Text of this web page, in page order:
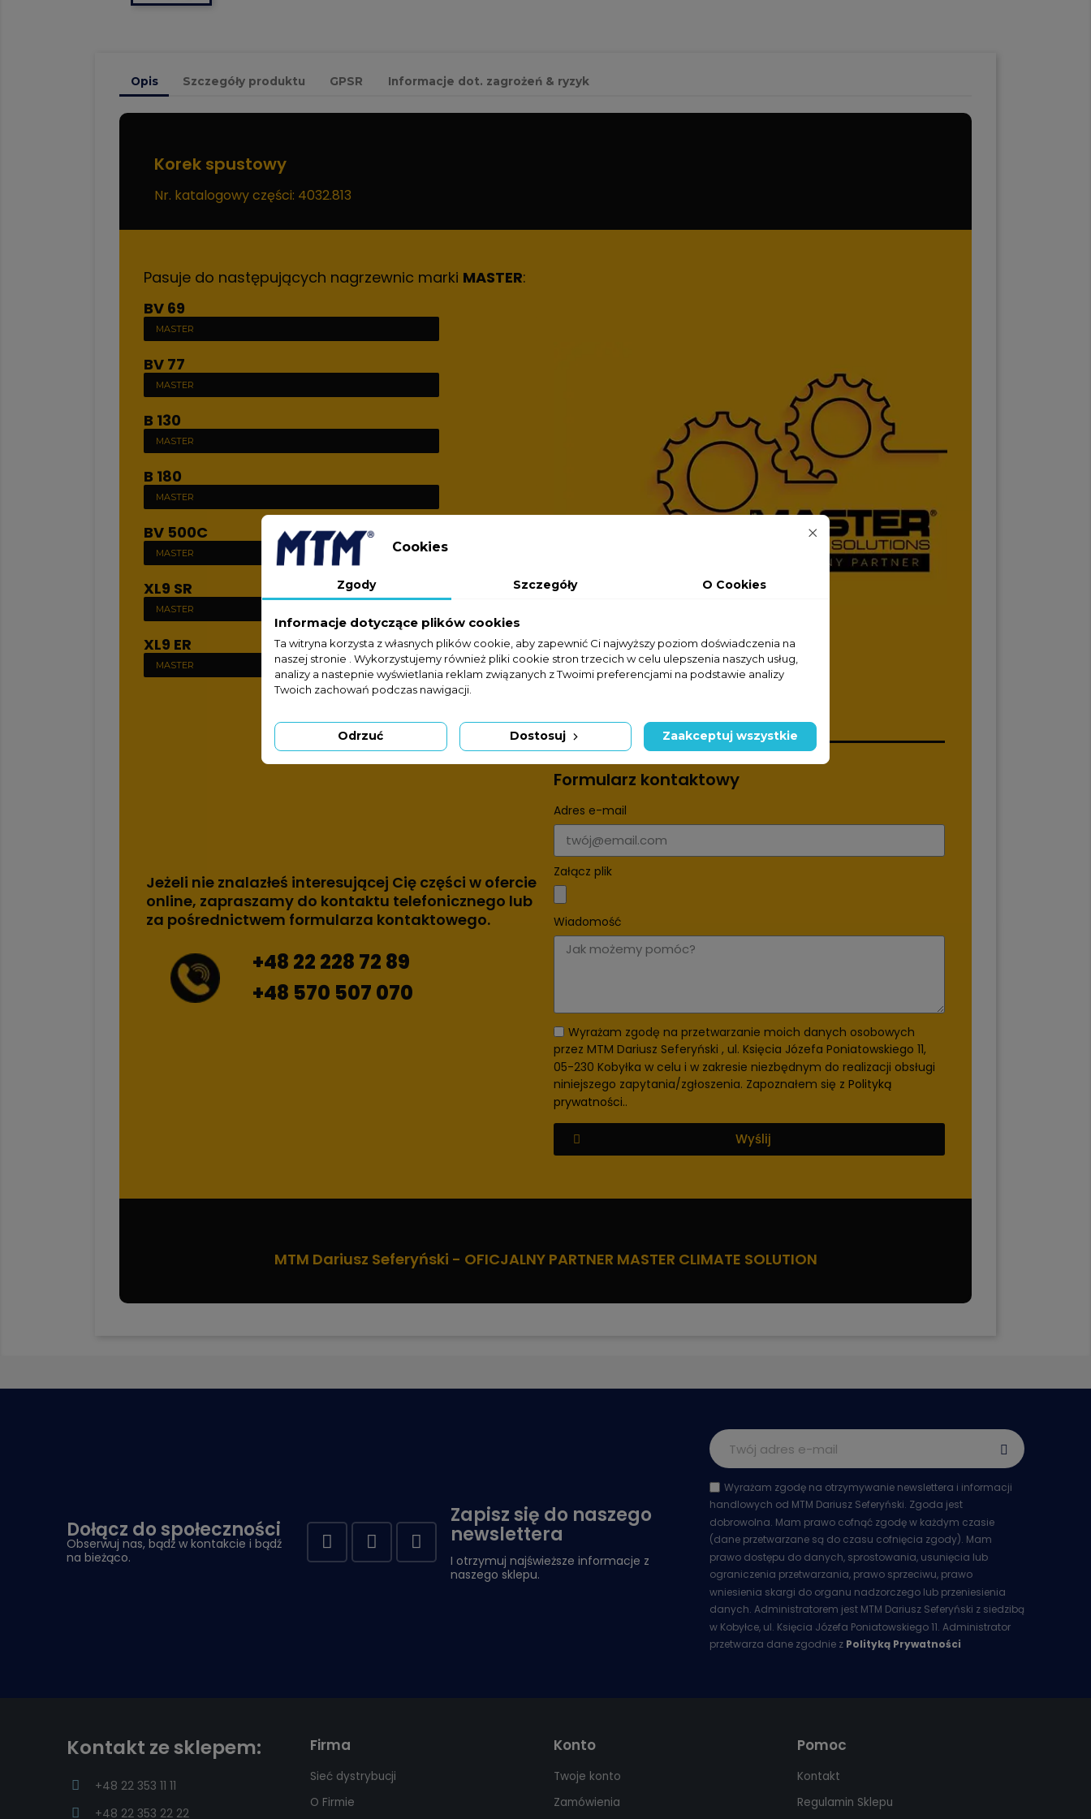
Opis Szczegóły produktu GPSR Informacje dot. zagrożeń & ryzyk
Korek spustowy
Nr. katalogowy części: 4032.813
Pasuje do następujących nagrzewnic marki MASTER:
BV 69
MASTER
BV 77
MASTER
B 130
MASTER
B 180
MASTER
BV 500C
MASTER
XL9 SR
MASTER
XL9 ER
MASTER
Jeżeli nie znalazłeś interesującej Cię części w ofercie
online, zapraszamy do kontaktu telefonicznego lub
za pośrednictwem formularza kontaktowego.
+48 22 228 72 89
+48 570 507 070
Formularz kontaktowy
Adres e-mail
Załącz plik
Wiadomość
Wyrażam zgodę na przetwarzanie moich danych osobowych
przez MTM Dariusz Seferyński , ul. Księcia Józefa Poniatowskiego 11,
05-230 Kobyłka w celu i w zakresie niezbędnym do realizacji obsługi
niniejszego zapytania/zgłoszenia. Zapoznałem się z Polityką
prywatności..
Wyślij
MTM Dariusz Seferyński - OFICJALNY PARTNER MASTER CLIMATE SOLUTION
Dołącz do społeczności
Obserwuj nas, bądź w kontakcie i bądź
na bieżąco.
Zapisz się do naszego
newslettera
I otrzymuj najświeższe informacje z
naszego sklepu.
Wyrażam zgodę na otrzymywanie newslettera i informacji
handlowych od MTM Dariusz Seferyński. Zgoda jest
dobrowolna. Mam prawo cofnąć zgodę w każdym czasie
(dane przetwarzane są do czasu cofnięcia zgody). Mam
prawo dostępu do danych, sprostowania, usunięcia lub
ograniczenia przetwarzania, prawo sprzeciwu, prawo
wniesienia skargi do organu nadzorczego lub przeniesienia
danych. Administratorem jest MTM Dariusz Seferyński z siedzibą
w Kobyłce, ul. Księcia Józefa Poniatowskiego 11. Administrator
przetwarza dane zgodnie z Polityką Prywatności
Kontakt ze sklepem:
+48 22 353 11 11
+48 22 353 22 22
Firma
Sieć dystrybucji
O Firmie
Konto
Twoje konto
Zamówienia
Pomoc
Kontakt
Regulamin Sklepu
Cookies
Zgody Szczegóły O Cookies
Informacje dotyczące plików cookies
Ta witryna korzysta z własnych plików cookie, aby zapewnić Ci najwyższy poziom doświadczenia na
naszej stronie . Wykorzystujemy również pliki cookie stron trzecich w celu ulepszenia naszych usług,
analizy a nastepnie wyświetlania reklam związanych z Twoimi preferencjami na podstawie analizy
Twoich zachowań podczas nawigacji.
Odrzuć Dostosuj Zaakceptuj wszystkie